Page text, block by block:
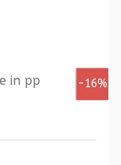
-16%
in pp